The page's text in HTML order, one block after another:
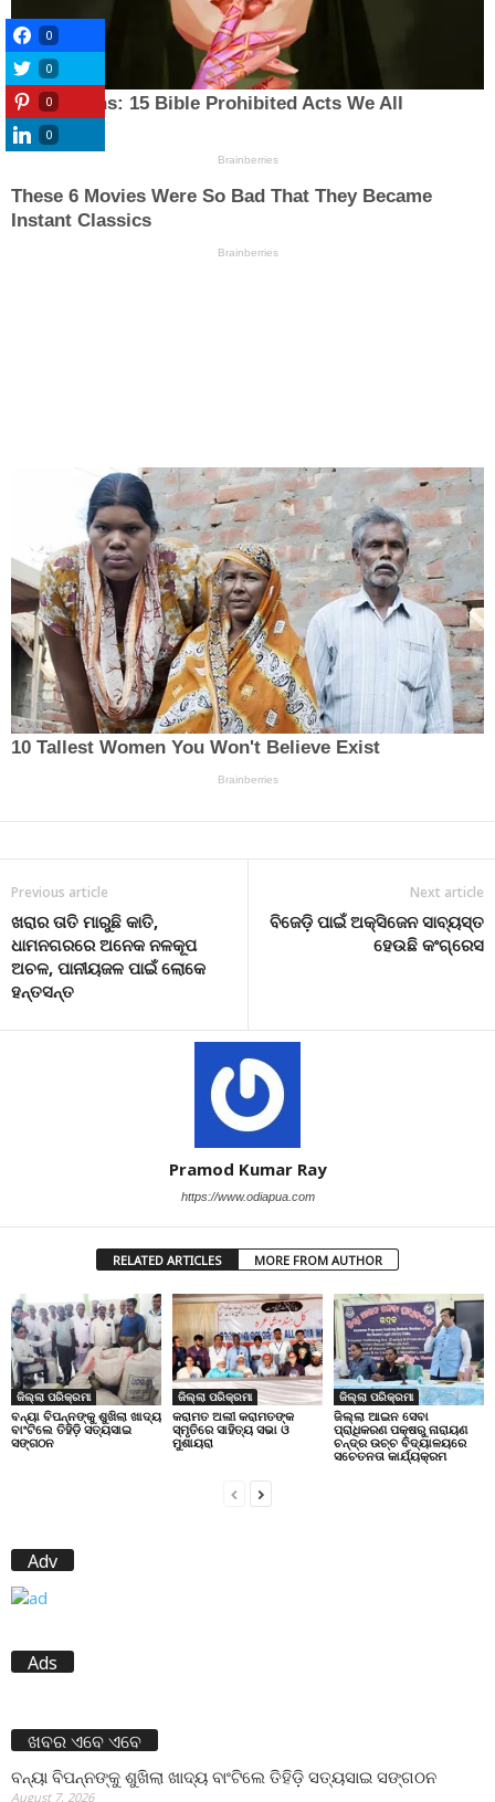
Previous article
ଖରାର ତାତି ମାରୁଛି କାତି,
ଧାମନଗରରେ ଅନେକ ନଳକୂପ
ଅଚଳ, ପାନୀୟଜଳ ପାଇଁ ଲୋକେ
ହନ୍ତସନ୍ତ
Next article
ବିଜେଡ଼ି ପାଇଁ ଅକ୍ସିଜେନ ସାବ୍ୟସ୍ତ
ହେଉଛି କଂଗ୍ରେସ
Pramod Kumar Ray
https://www.odiapua.com
RELATED ARTICLES MORE FROM AUTHOR
ଜିଲ୍ଲା ପରିକ୍ରମା
ବନ୍ୟା ବିପନ୍ନଙ୍କୁ ଶୁଖିଲା ଖାଦ୍ୟ
ବାଂଟିଲେ ତିହିଡି଼ ସତ୍ୟସାଇ
ସଙ୍ଗଠନ
ଜିଲ୍ଲା ପରିକ୍ରମା
କରାମତ ଅଲୀ କରାମତଙ୍କ
ସ୍ମୃତିରେ ସାହିତ୍ୟ ସଭା ଓ
ମୁଶାୟରା
ଜିଲ୍ଲା ପରିକ୍ରମା
ଜିଲ୍ଲା ଆଇନ ସେବା
ପ୍ରାଧିକରଣ ପକ୍ଷରୁ ନାରାୟଣ
ଚନ୍ଦ୍ର ଉଚ୍ଚ ବିଦ୍ୟାଳୟରେ
ସଚେତନତା କାର୍ଯ୍ୟକ୍ରମ
Adv
Ads
ଖବର ଏବେ ଏବେ
ବନ୍ୟା ବିପନ୍ନଙ୍କୁ ଶୁଖିଲା ଖାଦ୍ୟ ବାଂଟିଲେ ତିହିଡି଼ ସତ୍ୟସାଇ ସଙ୍ଗଠନ
August 7, 2026
0
0
0
0